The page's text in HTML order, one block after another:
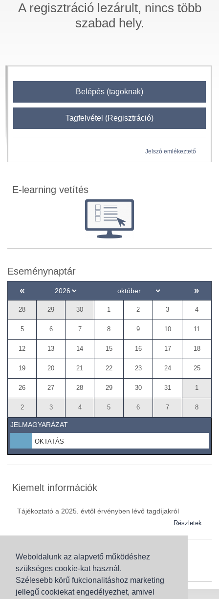
Weboldalunk az alapvető működéshez
szükséges cookie-kat használ.
Szélesebb körű fukcionalitáshoz marketing
jellegű cookiekat engedélyezhet, amivel
A regisztráció lezárult, nincs több
szabad hely.
Belépés (tagoknak)
Tagfelvétel (Regisztráció)
Jelszó emlékeztető
E-learning vetítés
Eseménynaptár
« »
28 29 30 1 2 3 4
5 6 7 8 9 10 11
12 13 14 15 16 17 18
19 20 21 22 23 24 25
26 27 28 29 30 31 1
2 3 4 5 6 7 8
JELMAGYARÁZAT
OKTATÁS
Kiemelt információk
Tájékoztató a 2025. évtől érvényben lévő tagdíjakról
Részletek
Szaknévsor
Szaknévsorunk folyamatosan bővül.
Baranya (62)